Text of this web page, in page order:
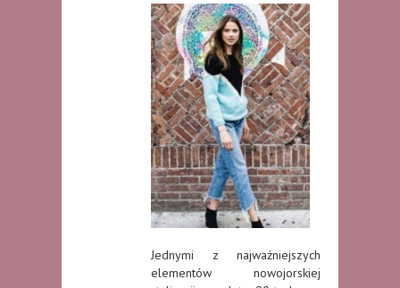
Jednymi z najważniejszych
elementów nowojorskiej